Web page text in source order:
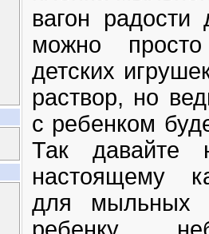
вагон радости
можно
детских
раствор, но
с ребенком
Так давайте
настоящему
для мыльных